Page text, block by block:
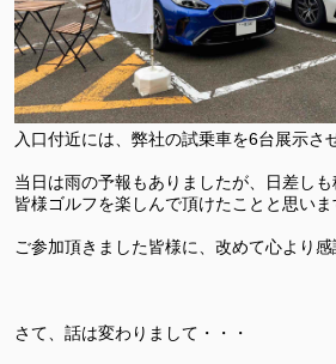
入口付近には、弊社の試乗車を6台展示さ
当日は雨の予報もありましたが、日差しも
皆様ゴルフを楽しんで頂けたことと思いま
ご参加頂きました皆様に、改めて心より感
さて、話は変わりまして・・・